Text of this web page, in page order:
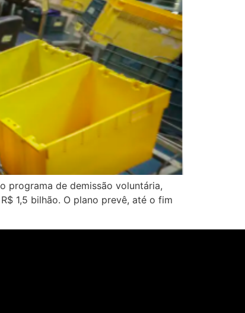
programa de demissão voluntária,
1,5 bilhão. O plano prevê, até o fim